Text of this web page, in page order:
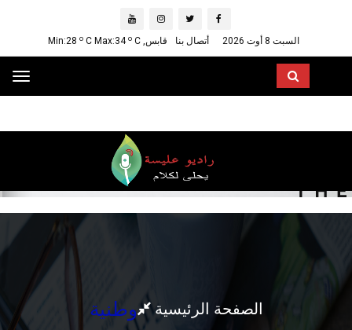
السبت 8 أوت 2026 أتصال بنا قابس, Min:28 oC Max:34 oC
الصفحة الرئيسية وطنية